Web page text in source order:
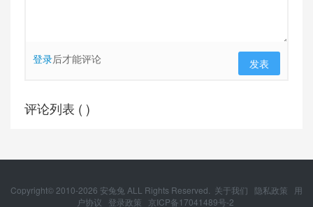
登录后才能评论 发表
评论列表 ( )
Copyright© 2010-2026 安兔兔 ALL Rights Reserved. 关于我们 隐私政策
用
户协议
登录政策 京ICP备17041489号-2